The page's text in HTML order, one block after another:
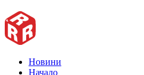
Новини
Начало